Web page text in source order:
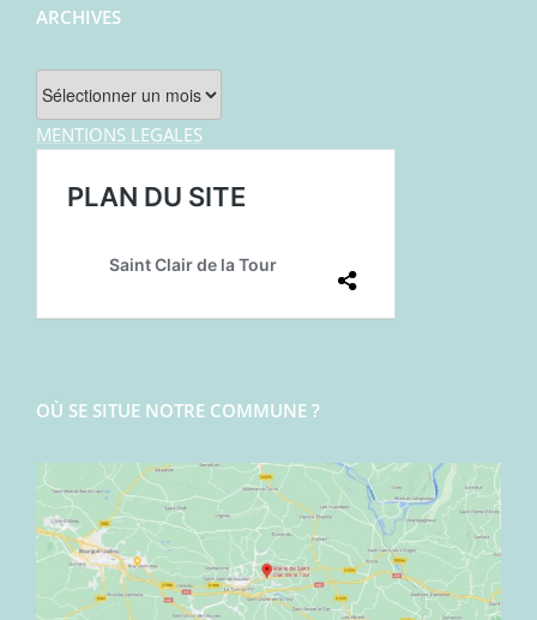
ARCHIVES
Archives
MENTIONS LEGALES
OÙ SE SITUE NOTRE COMMUNE ?